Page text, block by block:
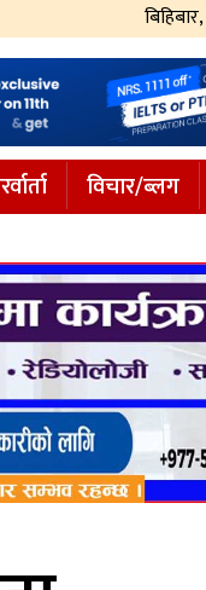
बिहिबार,
विचार/ब्लग